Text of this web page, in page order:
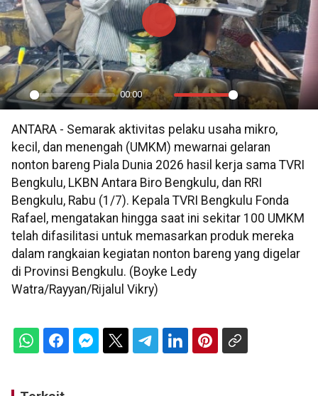
Play
00:00
Mute Settings
PIP
Play
ANTARA - Semarak aktivitas pelaku usaha mikro,
kecil, dan menengah (UMKM) mewarnai gelaran
nonton bareng Piala Dunia 2026 hasil kerja sama TVRI
Bengkulu, LKBN Antara Biro Bengkulu, dan RRI
Bengkulu, Rabu (1/7). Kepala TVRI Bengkulu Fonda
Rafael, mengatakan hingga saat ini sekitar 100 UMKM
telah difasilitasi untuk memasarkan produk mereka
dalam rangkaian kegiatan nonton bareng yang digelar
di Provinsi Bengkulu. (Boyke Ledy
Watra/Rayyan/Rijalul Vikry)